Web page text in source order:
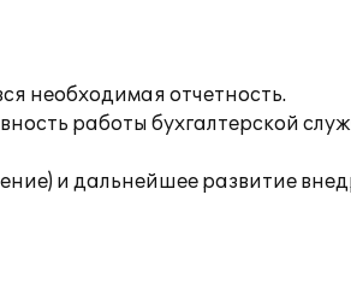
необходимая отчетность.
работы бухгалтерской
и дальнейшее развитие